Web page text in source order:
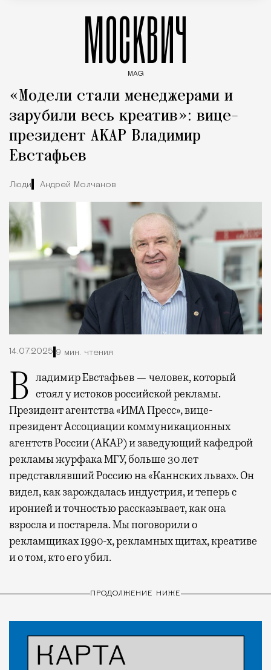
МОСКВИЧ
MAG
«Модели стали менеджерами и
зарубили весь креатив»: вице-
президент АКАР Владимир
Евстафьев
Люди Андрей Молчанов
14.07.2025 9 мин. чтения
Владимир Евстафьев — человек, который стоял у истоков российской рекламы.
Президент агентства «ИМА Пресс», вице-
президент Ассоциации коммуникационных
агентств России (АКАР) и заведующий кафедрой
рекламы журфака МГУ, больше 30 лет
представлявший Россию на «Каннских львах». Он
видел, как зарождалась индустрия, и теперь с
иронией и точностью рассказывает, как она
взросла и постарела. Мы поговорили о
рекламщиках 1990-х, рекламных щитах, креативе
и о том, кто его убил.
ПРОДОЛЖЕНИЕ НИЖЕ